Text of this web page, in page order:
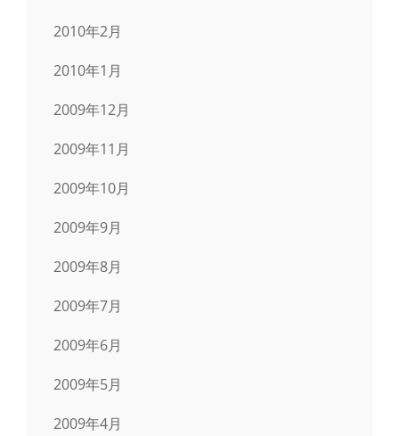
2010年2月
2010年1月
2009年12月
2009年11月
2009年10月
2009年9月
2009年8月
2009年7月
2009年6月
2009年5月
2009年4月